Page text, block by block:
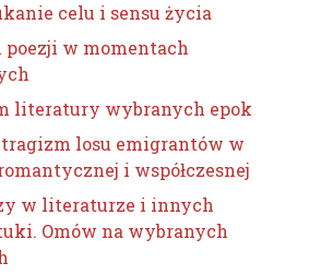
celu i sensu życia
poezji w momentach
literatury wybranych epok
losu emigrantów w
i współczesnej
w literaturze i innych
Omów na wybranych